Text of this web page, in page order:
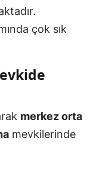
çok sık
merkez orta
mevkilerinde